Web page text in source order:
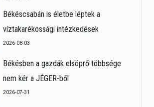
Békéscsabán is életbe léptek a
víztakarékossági intézkedések
2026-08-03
Békésben a gazdák elsöprő többsége
nem kér a JÉGER-ből
2026-07-31